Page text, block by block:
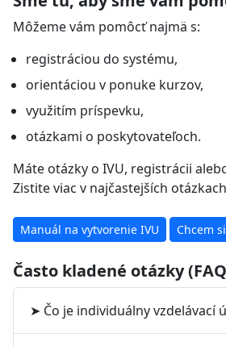
Môžeme vám pomôcť najmä s:
registráciou do systému,
orientáciou v ponuke kurzov,
využitím príspevku,
otázkami o poskytovateľoch.
Máte otázky o IVU, registrácii
Zistite viac v najčastejších
Manuál na vytvorenie IVU Chcem
Často kladené otázky
➤ Čo je individuálny vzdelávací